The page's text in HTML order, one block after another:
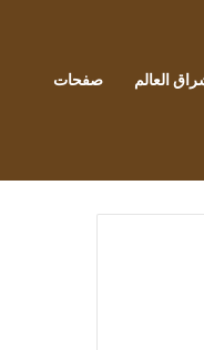
العالم صفحات